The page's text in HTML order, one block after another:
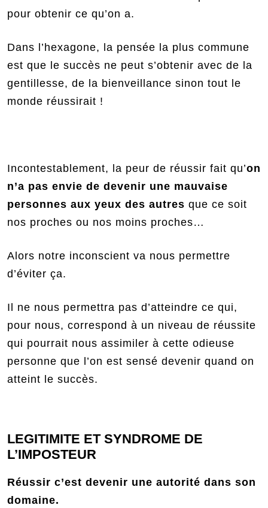
pour obtenir ce qu’on a.
Dans l’hexagone, la pensée la plus commune
est que le succès ne peut s’obtenir avec de la
gentillesse, de la bienveillance sinon tout le
monde réussirait !
Incontestablement, la peur de réussir fait qu’on
n’a pas envie de devenir une mauvaise
personnes aux yeux des autres que ce soit
nos proches ou nos moins proches…
Alors notre inconscient va nous permettre
d’éviter ça.
Il ne nous permettra pas d’atteindre ce qui,
pour nous, correspond à un niveau de réussite
qui pourrait nous assimiler à cette odieuse
personne que l’on est sensé devenir quand on
atteint le succès.
LEGITIMITE ET SYNDROME DE
L’IMPOSTEUR
Réussir c’est devenir une autorité dans son
domaine.